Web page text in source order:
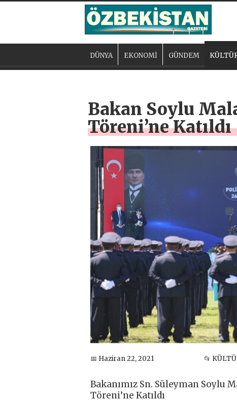
DÜNYA EKONOMİ GÜNDEM
Bakan Soylu
Töreni’ne Katıldı
📅 Haziran 22, 2021 📂
Bakanımız Sn. Süleyman Soylu
Töreni’ne Katıldı